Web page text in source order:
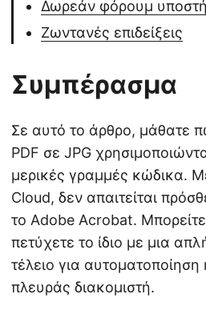
Δωρεάν φόρουμ
Ζωντανές επιδείξεις
Συμπέρασμα
Σε αυτό το άρθρο, μάθατε
PDF σε JPG
μερικές γραμμές κώδικα.
Cloud, δεν απαιτείται
το Adobe Acrobat.
πετύχετε το ίδιο με μια
τέλειο για
πλευράς διακομιστή.